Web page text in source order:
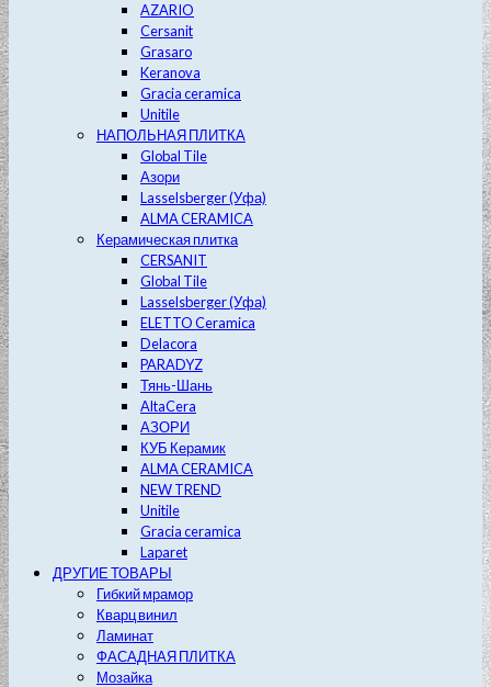
AZARIO
Cersanit
Grasaro
Keranova
Gracia ceramica
Unitile
НАПОЛЬНАЯ ПЛИТКА
Global Tile
Азори
Lasselsberger (Уфа)
ALMA CERAMICA
Керамическая плитка
CERSANIT
Global Tile
Lasselsberger (Уфа)
ELETTO Ceramica
Delacora
PARADYZ
Тянь-Шань
AltaCera
АЗОРИ
КУБ Керамик
ALMA CERAMICA
NEW TREND
Unitile
Gracia ceramica
Laparet
ДРУГИЕ ТОВАРЫ
Гибкий мрамор
Кварц винил
Ламинат
ФАСАДНАЯ ПЛИТКА
Мозайка